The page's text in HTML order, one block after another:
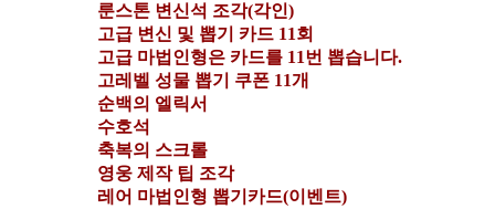
룬스톤 변신석 조각(각인)
고급 변신 및 뽑기 카드 11회
고급 마법인형은 카드를 11번 뽑습니다.
고레벨 성물 뽑기 쿠폰 11개
순백의 엘릭서
수호석
축복의 스크롤
영웅 제작 팁 조각
레어 마법인형 뽑기카드(이벤트)